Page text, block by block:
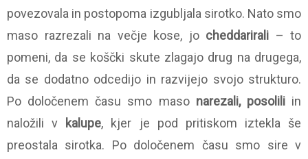
povezovala in postopoma izgubljala sirotko. Nato smo
maso razrezali na večje kose, jo cheddarirali – to
pomeni, da se koščki skute zlagajo drug na drugega,
da se dodatno odcedijo in razvijejo svojo strukturo.
Po določenem času smo maso narezali, posoliliin
naložili v
kalupe, kjer je pod pritiskom iztekla še
preostala sirotka. Po določenem času smo sire v